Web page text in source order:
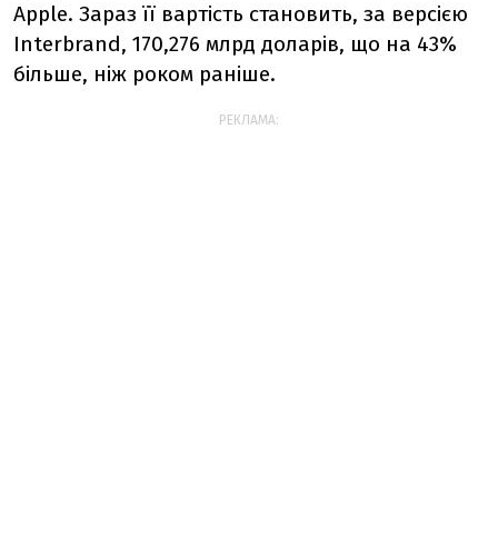
Apple. Зараз її вартість становить, за версією
Interbrand, 170,276 млрд доларів, що на 43%
більше, ніж роком раніше.
РЕКЛАМА: